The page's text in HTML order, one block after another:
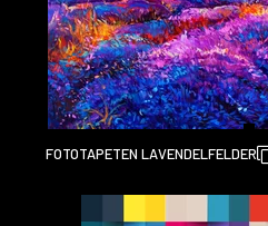
FOTOTAPETEN LAVENDELFELDER